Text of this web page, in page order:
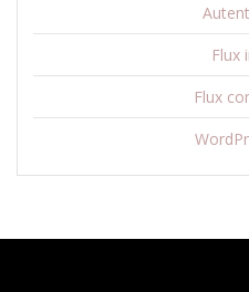
Flux
Flux